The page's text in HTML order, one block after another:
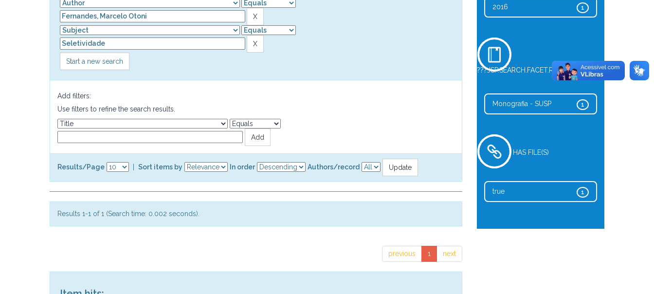
Start a new search
Add filters:
Use filters to refine the search results.
Results/Page Sort items by In order Authors/record
Results 1-1 of 1 (Search time: 0.002 seconds).
previous 1 next
1
2016
???JSP.SEARCH.FACET.REFINE.TYPE???
1
Monografia - SUSP
HAS FILE(S)
1
true